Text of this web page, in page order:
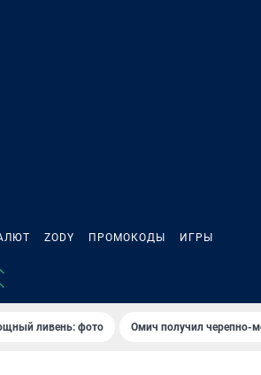
ZODY ПРОМОКОДЫ ИГРЫ
ливень: фото Омич получил черепно-